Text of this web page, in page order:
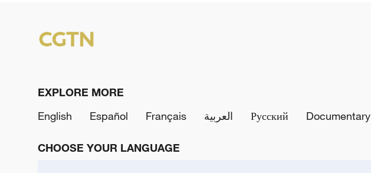
EXPLORE MORE
English
Español Français العربية Русский Documentary
CHOOSE YOUR LANGUAGE